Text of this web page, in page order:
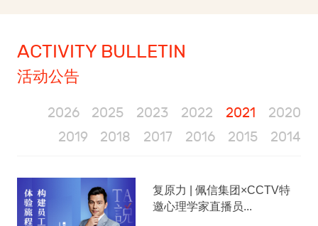
ACTIVITY BULLETIN
活动公告
2026 2025 2023 2022 2021
2020
2019
2018 2017 2016 2015 2014
复原力 | 佩信集团×CCTV特
邀心理学家直播员...